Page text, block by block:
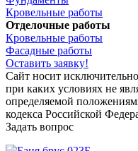
Кровельные работы
Отделочные работы
Кровельные работы
Фасадные работы
Оставить заявку!
Сайт носит
при каких условиях не
определяемой
кодекса Российской
Задать вопрос